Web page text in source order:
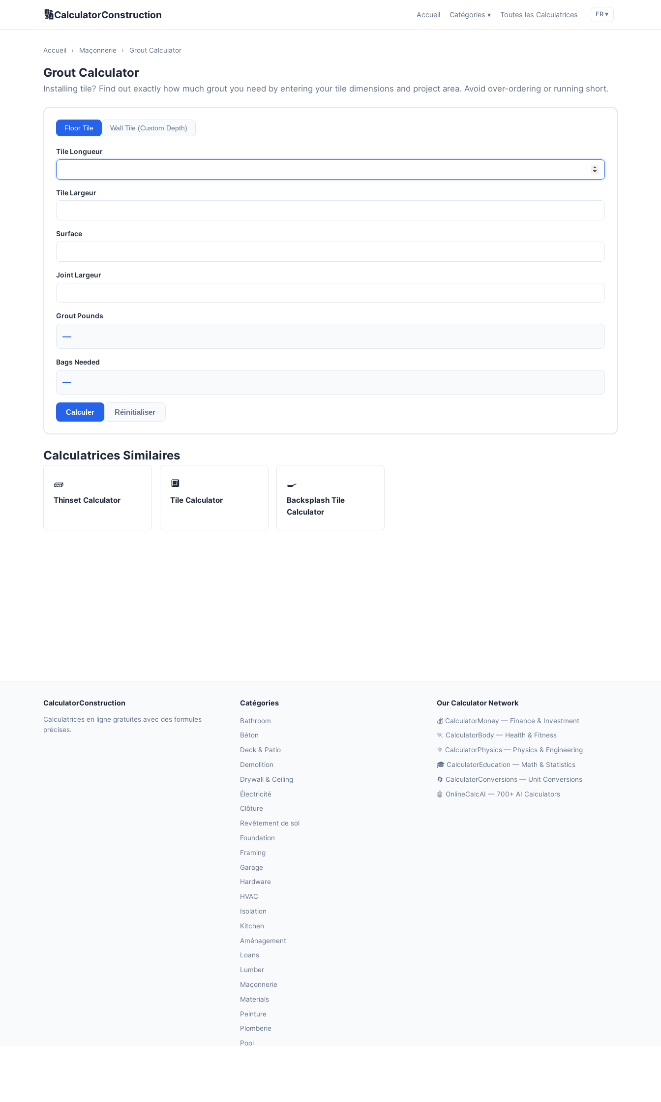
🔢CalculatorConstruction Accueil Catégories ▾ Toutes les Calculatrices FR ▾
Accueil › Maçonnerie › Grout Calculator
Grout Calculator
Installing tile? Find out exactly how much grout you need by entering your tile dimensions and project area. Avoid over-ordering or running short.
Floor Tile Wall Tile (Custom Depth)
Tile Longueur
Tile Largeur
Surface
Joint Largeur
Grout Pounds
—
Bags Needed
—
Calculer Réinitialiser
Calculatrices Similaires
🧱
Thinset Calculator
🔲
Tile Calculator
🍳
Backsplash Tile
Calculator
CalculatorConstruction
Calculatrices en ligne gratuites avec des formules
précises.
Catégories
Bathroom
Béton
Deck & Patio
Demolition
Drywall & Ceiling
Électricité
Clôture
Revêtement de sol
Foundation
Framing
Garage
Hardware
HVAC
Isolation
Kitchen
Aménagement
Loans
Lumber
Maçonnerie
Materials
Peinture
Plomberie
Pool
Our Calculator Network
💰 CalculatorMoney — Finance & Investment
🏃 CalculatorBody — Health & Fitness
⚛️ CalculatorPhysics — Physics & Engineering
🎓 CalculatorEducation — Math & Statistics
🔄 CalculatorConversions — Unit Conversions
🤖 OnlineCalcAI — 700+ AI Calculators